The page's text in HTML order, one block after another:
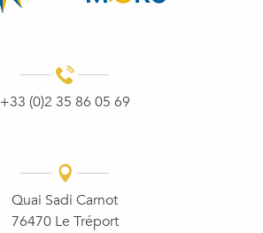
+33 (0)2 35 86 05 69
Quai Sadi Carnot
76470 Le Tréport